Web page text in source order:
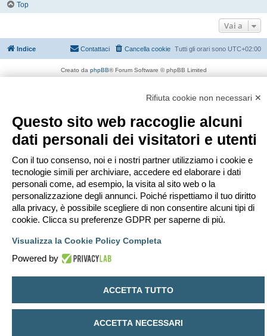
Top
Vai a
Indice Tutti gli orari sono UTC+02:00
Cancella cookie
Contattaci
Creato da phpBB® Forum Software © phpBB Limited
Rifiuta cookie non necessari ✕
Questo sito web raccoglie alcuni
dati personali dei visitatori e utenti
Con il tuo consenso, noi e i nostri partner utilizziamo i cookie e
tecnologie simili per archiviare, accedere ed elaborare i dati
personali come, ad esempio, la visita al sito web o la
personalizzazione degli annunci. Poiché rispettiamo il tuo diritto
alla privacy, è possibile scegliere di non consentire alcuni tipi di
cookie. Clicca su preferenze GDPR per saperne di più.
Visualizza la Cookie Policy Completa
Powered by
ACCETTA TUTTO
ACCETTA NECESSARI